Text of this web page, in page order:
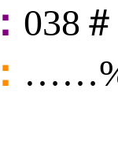
038＃